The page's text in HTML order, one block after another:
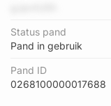
Status pand
Pand in gebruik
Pand ID
0268100000017688